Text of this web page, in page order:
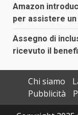
Amazon
per assistere
Assegno di
ricevuto il
Chi siamo
Pubblicità